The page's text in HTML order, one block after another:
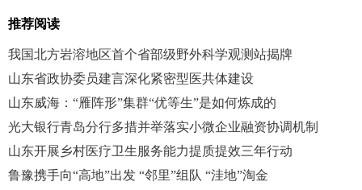
推荐阅读
我国北方岩溶地区首个省部级野外科学观测站揭牌
山东省政协委员建言深化紧密型医共体建设
山东威海：“雁阵形”集群“优等生”是如何炼成的
光大银行青岛分行多措并举落实小微企业融资协调机制
山东开展乡村医疗卫生服务能力提质提效三年行动
鲁豫携手向“高地”出发 “邻里”组队 “洼地”淘金